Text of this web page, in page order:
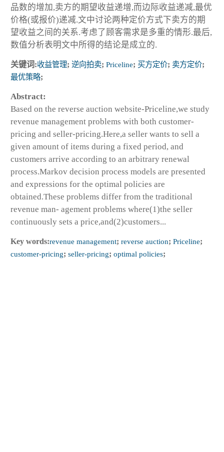
品数的增加,卖方的期望收益递增,而边际收益递减,最优
价格(或报价)递减.文中讨论两种定价方式下卖方的期
望收益之间的关系.考虑了顾客需求是多重的情形.最后,
数值分析表明文中所得的结论是成立的.
关键词:收益管理; 逆向拍卖; Priceline; 买方定价; 卖方定价;
最优策略;
Abstract:
Based on the reverse auction website-Priceline,we study
revenue management problems with both customer-
pricing and seller-pricing.Here,a seller wants to sell a
given amount of items during a fixed period, and
customers arrive according to an arbitrary renewal
process.Markov decision process models are presented
and expressions for the optimal policies are
obtained.These problems differ from the traditional
revenue man- agement problems where(1)the seller
continuously sets a price,and(2)customers...
Key words:revenue management; reverse auction; Priceline;
customer-pricing; seller-pricing; optimal policies;